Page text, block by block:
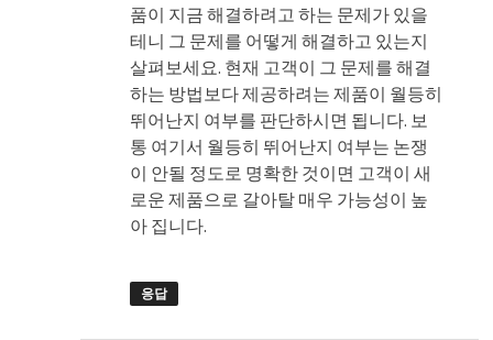
품이 지금 해결하려고 하는 문제가 있을
테니 그 문제를 어떻게 해결하고 있는지
살펴보세요. 현재 고객이 그 문제를 해결
하는 방법보다 제공하려는 제품이 월등히
뛰어난지 여부를 판단하시면 됩니다. 보
통 여기서 월등히 뛰어난지 여부는 논쟁
이 안될 정도로 명확한 것이면 고객이 새
로운 제품으로 갈아탈 매우 가능성이 높
아 집니다.
응답